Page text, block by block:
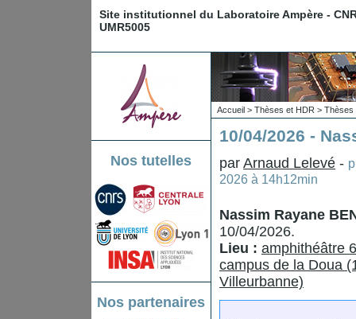
Site institutionnel du Laboratoire Ampère -
UMR5005
Nos tutelles
Nos partenaires
Accueil > Thèses et HDR > Thèses
10/04/2026 -
par Arnaud Lelevé -
2026 à 14h12min
Nassim Rayane
10/04/2026.
Lieu : amphithéâtre
campus de la Doua
Villeurbanne)